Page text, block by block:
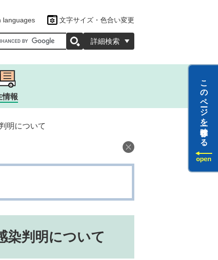
languages 文字サイズ・色合い変更
カスタム検索
詳細検索
情報
明について
染判明について
このページを一時保存する